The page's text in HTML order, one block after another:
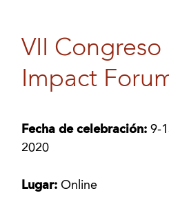
VII Congreso
Impact
Fecha de celebración:9-
2020
Lugar:Online